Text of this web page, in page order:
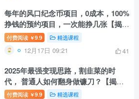
每年的风口纪念币项目，0成本，100%
挣钱的预约项目，一次能挣几张【揭
秘】
付费阅读 ￥9.9 精选课程
12月17日 09:21 41
2025年最强变现思路，割韭菜的时
代， 普通人如何翻身做镰刀？【揭
秘】
付费阅读 ￥9.9 精选课程